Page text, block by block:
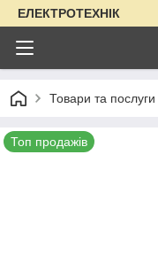
ЕЛЕКТРОТЕХНІК
Товари та послуги
Топ продажів